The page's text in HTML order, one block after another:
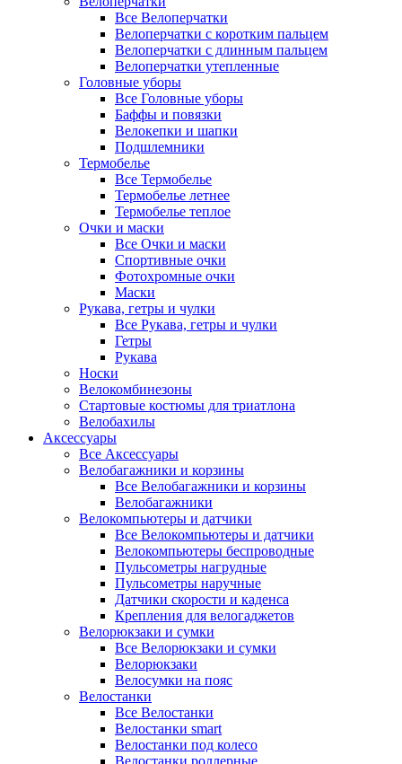
Все Велоперчатки
Велоперчатки с коротким пальцем
Велоперчатки с длинным пальцем
Велоперчатки утепленные
Головные уборы
Все Головные уборы
Баффы и повязки
Велокепки и шапки
Подшлемники
Термобелье
Все Термобелье
Термобелье летнее
Термобелье теплое
Очки и маски
Все Очки и маски
Спортивные очки
Фотохромные очки
Маски
Рукава, гетры и чулки
Все Рукава, гетры и чулки
Гетры
Рукава
Носки
Велокомбинезоны
Стартовые костюмы для триатлона
Велобахилы
Аксессуары
Все Аксессуары
Велобагажники и корзины
Все Велобагажники и корзины
Велобагажники
Велокомпьютеры и датчики
Все Велокомпьютеры и датчики
Велокомпьютеры беспроводные
Пульсометры нагрудные
Пульсометры наручные
Датчики скорости и каденса
Крепления для велогаджетов
Велорюкзаки и сумки
Все Велорюкзаки и сумки
Велорюкзаки
Велосумки на пояс
Велостанки
Все Велостанки
Велостанки smart
Велостанки под колесо
Велостанки роллерные